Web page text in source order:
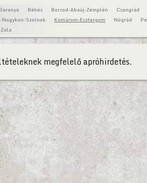
Baranya Békés Borsod-Abaúj-Zemplén
Csongrád
Nagykun-Szolnok Komárom-Esztergom Nógrád
Zala
megfelelő apróhirdetés.